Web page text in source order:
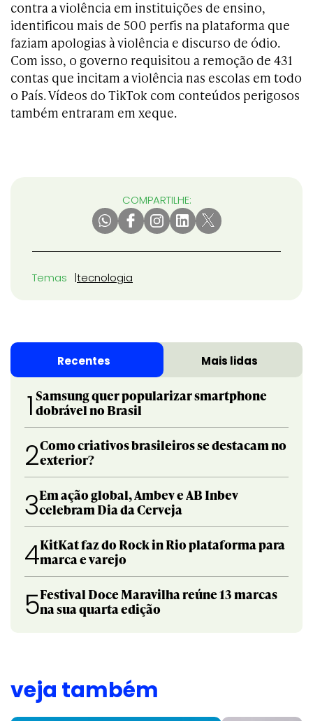
contra a violência em instituições de ensino,
identificou mais de 500 perfis na plataforma que
faziam apologias à violência e discurso de ódio.
Com isso, o governo requisitou a remoção de 431
contas que incitam a violência nas escolas em todo
o País. Vídeos do TikTok com conteúdos perigosos
também entraram em xeque.
COMPARTILHE:
Temas tecnologia
Recentes Mais lidas
1 Samsung quer popularizar smartphone
dobrável no Brasil
2Como criativos brasileiros se destacam no
exterior?
3Em ação global, Ambev e AB Inbev
celebram Dia da Cerveja
4KitKat faz do Rock in Rio plataforma para
marca e varejo
5Festival Doce Maravilha reúne 13 marcas
na sua quarta edição
veja também